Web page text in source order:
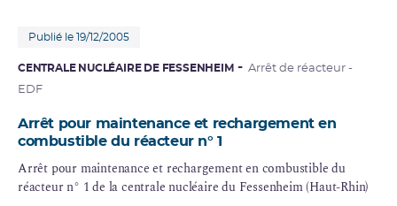
Publié le 19/12/2005
CENTRALE NUCLÉAIRE DE FESSENHEIM
Arrêt de réacteur -
EDF
Arrêt pour maintenance et rechargement en
combustible du réacteur n° 1
Arrêt pour maintenance et rechargement en combustible du
réacteur n° 1 de la centrale nucléaire du Fessenheim (Haut-Rhin)